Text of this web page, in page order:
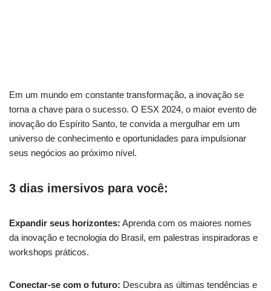
Em um mundo em constante transformação, a inovação se
torna a chave para o sucesso. O ESX 2024, o maior evento de
inovação do Espírito Santo, te convida a mergulhar em um
universo de conhecimento e oportunidades para impulsionar
seus negócios ao próximo nível.
3 dias imersivos para você:
Expandir seus horizontes: Aprenda com os maiores nomes
da inovação e tecnologia do Brasil, em palestras inspiradoras e
workshops práticos.
Conectar-se com o futuro: Descubra as últimas tendências e